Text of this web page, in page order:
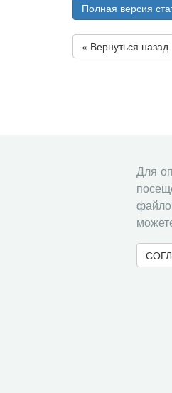
Полная версия
« Вернуться назад
Для